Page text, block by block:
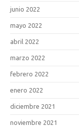
junio 2022
mayo 2022
abril 2022
marzo 2022
febrero 2022
enero 2022
diciembre 2021
noviembre 2021